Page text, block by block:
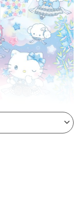
ンド「ピューロウィッシ